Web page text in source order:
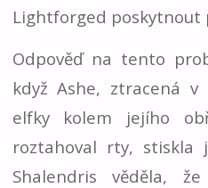
Lightforged poskytnout
Odpověď na tento
když Ashe, ztracená
elfky kolem jejího
roztahoval rty,
Shalendris věděla,